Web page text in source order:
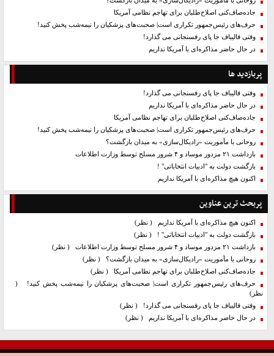
جاده‌صاف‌کنی اصلاح‌طلبان برای تهاجم نظامی آمریکا
حرف‌های رئیس‌جمهور تکراری است| صحبت‌های پزشکیان را نیمه‌شب پخش کنید!
وقتی قالیباف جا پای رفسنجانی می گذارد!
در حال حاضر مذاکره‌ای با آمریکا نداریم
پربازدید ها
وقتی قالیباف جا پای رفسنجانی می گذارد!
در حال حاضر مذاکره‌ای با آمریکا نداریم
جاده‌صاف‌کنی اصلاح‌طلبان برای تهاجم نظامی آمریکا
حرف‌های رئیس‌جمهور تکراری است| صحبت‌های پزشکیان را نیمه‌شب پخش کنید!
روحانی با مأموریت «رادیکال‌سازی» به میدان بازگشت؟
بازداشت ۲۱ مزدور موساد و ۴ شرور مسلح توسط وزارت اطلاعات
بازگشت دولت به "ادبیات انتخاباتی" !
اکنون هیچ مذاکره‌ای با آمریکا نداریم
پربحث ترین عناوین
اکنون هیچ مذاکره‌ای با آمریکا نداریم
( نظر)
بازگشت دولت به "ادبیات انتخاباتی" ! ( نظر)
بازداشت ۲۱ مزدور موساد و ۴ شرور مسلح توسط وزارت اطلاعات
( نظر)
روحانی با مأموریت «رادیکال‌سازی» به میدان بازگشت؟ ( نظر)
جاده‌صاف‌کنی اصلاح‌طلبان برای تهاجم نظامی آمریکا
( نظر)
حرف‌های رئیس‌جمهور تکراری است| صحبت‌های پزشکیان را نیمه‌شب پخش کنید!
(
نظر)
وقتی قالیباف جا پای رفسنجانی می گذارد! ( نظر)
در حال حاضر مذاکره‌ای با آمریکا نداریم
( نظر)